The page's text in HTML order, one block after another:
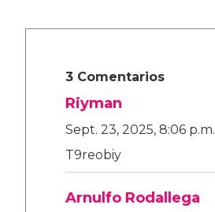
3 Comentarios
Riyman
Sept. 23, 2025, 8:06 p.m.
T9reobiy
Arnulfo Rodallega